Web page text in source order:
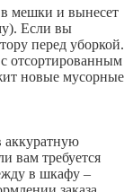
мешки и вынесет
Если вы
перед уборкой.
отсортированным
новые мусорные
аккуратную
вам требуется
в шкафу –